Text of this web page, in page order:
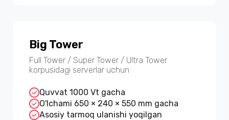
Big Tower
Full Tower / Super Tower / Ultra Tower
korpusidagi serverlar uchun
Quvvat 1000 Vt gacha
O'lchami 650 × 240 × 550 mm gacha
Asosiy tarmoq ulanishi yoqilgan